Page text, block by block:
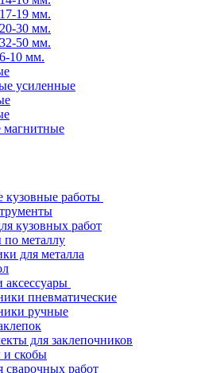
19 мм.
30 мм.
50 мм.
10 мм.
усиленные
кузовные работы
кузовных работ
металлу
для металла
аксессуары
пневматические
ручные
для заклепочников
и скобы
сварочных работ